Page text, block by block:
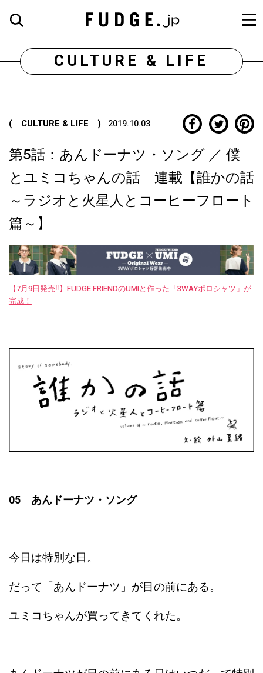
CULTURE & LIFE
( CULTURE & LIFE ) 2019.10.03
第5話：あんドーナツ・ソング ／ 僕
とユミコちゃんの話 連載【誰かの話
～ラジオと火星人とコーヒーフロート
篇～】
【7月9日発売‼︎】FUDGE FRIENDのUMIと作った「3WAYポロシャツ」が
完成！
05 あんドーナツ・ソング
今日は特別な日。
だって「あんドーナツ」が目の前にある。
ユミコちゃんが買ってきてくれた。